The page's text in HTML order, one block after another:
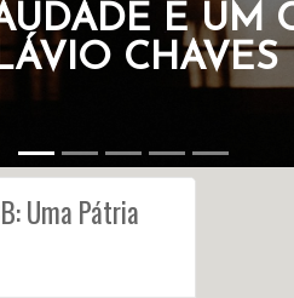
A
POR
Uma Pátria